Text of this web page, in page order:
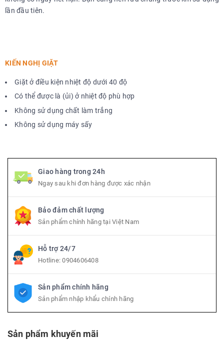
lần đầu tiên.
KIẾN NGHỊ GIẶT
Giặt ở điều kiện nhiệt độ dưới 40 độ
Có thể được là (ủi) ở nhiệt độ phù hợp
Không sử dụng chất làm trắng
Không sử dụng máy sấy
Giao hàng trong 24h
Ngay sau khi đơn hàng được xác nhận
Bảo đảm chất lượng
Sản phẩm chính hãng tại Việt Nam
Hỗ trợ 24/7
Hotline:0904606408
Sản phẩm chính hãng
Sản phẩm nhập khẩu chính hãng
Sản phẩm khuyến mãi